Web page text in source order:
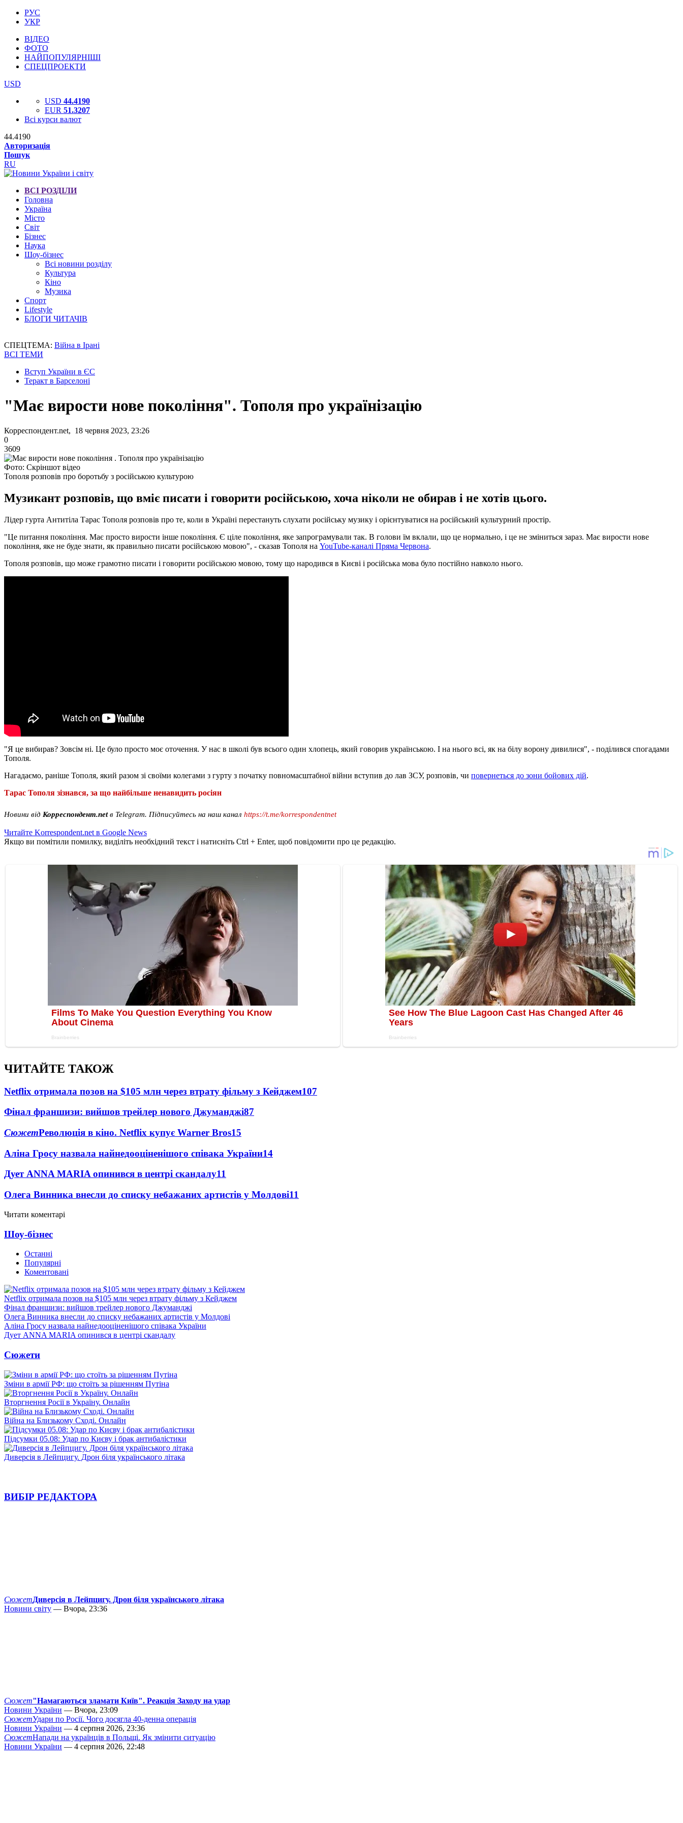
РУС
УКР
ВІДЕО
ФОТО
НАЙПОПУЛЯРНІШІ
СПЕЦПРОЕКТИ
USD
USD 44.4190
EUR 51.3207
Всі курси валют
44.4190
Авторизація
Пошук
RU
ВСІ РОЗДІЛИ
Головна
Україна
Місто
Світ
Бізнес
Наука
Шоу-бізнес
Всі новини розділу
Культура
Кіно
Музика
Спорт
Lifestyle
БЛОГИ ЧИТАЧІВ
СПЕЦТЕМА: Війна в Ірані
ВСІ ТЕМИ
Вступ України в ЄС
Теракт в Барселоні
"Має вирости нове покоління". Тополя про українізацію
Корреспондент.net, 18 червня 2023, 23:26
0
3609
Фото: Скріншот відео
Тополя розповів про боротьбу з російською культурою
Музикант розповів, що вміє писати і говорити російською, хоча ніколи не обирав і не хотів цього.
Лідер гурта Антитіла Тарас Тополя розповів про те, коли в Україні перестануть слухати російську музику і орієнтуватися на російський культурний простір.
"Це питання покоління. Має просто вирости інше покоління. Є ціле покоління, яке запрограмували так. В голови їм вклали, що це нормально, і це не зміниться зараз. Має вирости нове
покоління, яке не буде знати, як правильно писати російською мовою", - сказав Тополя на YouTube-каналі Пряма Червона.
Тополя розповів, що може грамотно писати і говорити російською мовою, тому що народився в Києві і російська мова було постійно навколо нього.
"Я це вибирав? Зовсім ні. Це було просто моє оточення. У нас в школі був всього один хлопець, який говорив українською. І на нього всі, як на білу ворону дивилися", - поділився спогадами
Тополя.
Нагадаємо, раніше Тополя, який разом зі своїми колегами з гурту з початку повномасштабної війни вступив до лав ЗСУ, розповів, чи повернеться до зони бойових дій.
Тарас Тополя зізнався, за що найбільше ненавидить росіян
Новини від Корреспондент.netв Telegram. Підписуйтесь на наш канал https://t.me/korrespondentnet
Читайте Korrespondent.net в Google News
Якщо ви помітили помилку, виділіть необхідний текст і натисніть Ctrl + Enter, щоб повідомити про це редакцію.
ЧИТАЙТЕ ТАКОЖ
Netflix отримала позов на $105 млн через втрату фільму з Кейджем107
Фінал франшизи: вийшов трейлер нового Джуманджі87
СюжетРеволюція в кіно. Netflix купує Warner Bros15
Аліна Гросу назвала найнедооціненішого співака України14
Дует ANNA MARIA опинився в центрі скандалу11
Олега Винника внесли до списку небажаних артистів у Молдові11
Читати коментарі
Шоу-бізнес
Останні
Популярні
Коментовані
Netflix отримала позов на $105 млн через втрату фільму з Кейджем
Фінал франшизи: вийшов трейлер нового Джуманджі
Олега Винника внесли до списку небажаних артистів у Молдові
Аліна Гросу назвала найнедооціненішого співака України
Дует ANNA MARIA опинився в центрі скандалу
Сюжети
Зміни в армії РФ: що стоїть за рішенням Путіна
Вторгнення Росії в Україну. Онлайн
Війна на Близькому Сході. Онлайн
Підсумки 05.08: Удар по Києву і брак антибалістики
Диверсія в Лейпцигу. Дрон біля українського літака
ВИБІР РЕДАКТОРА
СюжетДиверсія в Лейпцигу. Дрон біля українського літака
Новини світу — Вчора, 23:36
Сюжет"Намагаються зламати Київ". Реакція Заходу на удар
Новини України — Вчора, 23:09
СюжетУдари по Росії. Чого досягла 40-денна операція
Новини України — 4 серпня 2026, 23:36
СюжетНапади на українців в Польщі. Як змінити ситуацію
Новини України — 4 серпня 2026, 22:48